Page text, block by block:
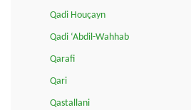
Qadi Houçayn
Qadi ‘Abdil-Wahhab
Qarafi
Qari
Qastallani